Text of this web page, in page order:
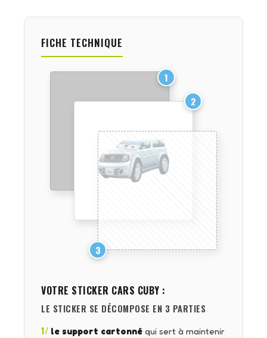
FICHE TECHNIQUE
1
2
3
VOTRE STICKER CARS CUBY :
LE STICKER SE DÉCOMPOSE EN 3 PARTIES
1/ le support cartonné qui sert à maintenir